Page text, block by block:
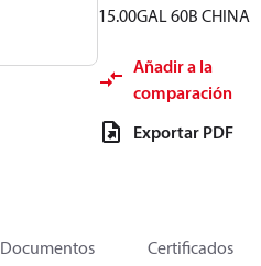
15.00GAL 60B CHINA
Añadir a la
comparación
Exportar PDF
Documentos Certificados